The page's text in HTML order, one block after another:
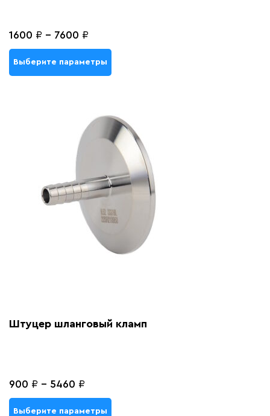
1600 ₽ - 7600 ₽
Выберите параметры
Штуцер шланговый кламп
900 ₽ - 5460 ₽
Выберите параметры